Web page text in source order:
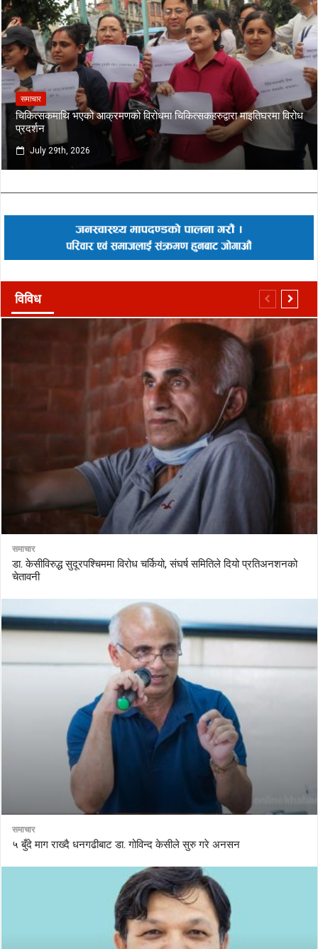
समाचार
चिकित्सकमाथि भएको आक्रमणको विरोधमा चिकित्सकहरुद्वारा माइतिघरमा विरोध
प्रदर्शन
July 29th, 2026
विविध
समाचार
डा. केसीविरुद्ध सुदूरपश्चिममा विरोध चर्कियो, संघर्ष समितिले दियो प्रतिअनशनको
चेतावनी
समाचार
५ बुँदे माग राख्दै धनगढीबाट डा. गोविन्द केसीले सुरु गरे अनसन